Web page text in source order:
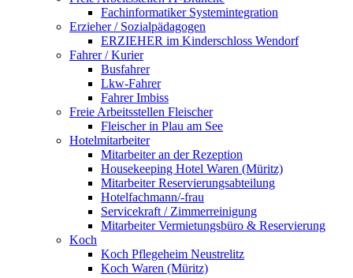
Fachinformatiker Systemintegration
Erzieher / Sozialpädagogen
ERZIEHER im Kinderschloss Wendorf
Fahrer / Kurier
Busfahrer
Lkw-Fahrer
Fahrer Imbiss
Freie Arbeitsstellen Fleischer
Fleischer in Plau am See
Hotelmitarbeiter
Mitarbeiter an der Rezeption
Housekeeping Hotel Waren (Müritz)
Mitarbeiter Reservierungsabteilung
Hotelfachmann/-frau
Servicekraft / Zimmerreinigung
Mitarbeiter Vermietungsbüro & Reservierung
Koch
Koch Pflegeheim Neustrelitz
Koch Waren (Müritz)